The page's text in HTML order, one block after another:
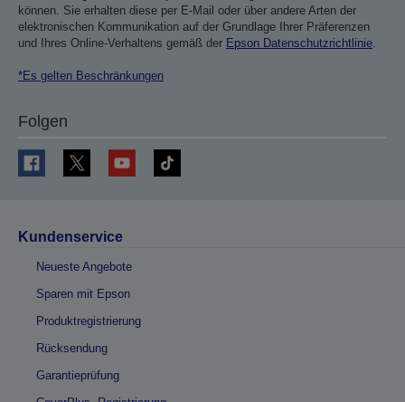
können. Sie erhalten diese per E-Mail oder über andere Arten der
elektronischen Kommunikation auf der Grundlage Ihrer Präferenzen
und Ihres Online-Verhaltens gemäß der Epson Datenschutzrichtlinie.
*Es gelten Beschränkungen
Folgen
Kundenservice
Neueste Angebote
Sparen mit Epson
Produktregistrierung
Rücksendung
Garantieprüfung